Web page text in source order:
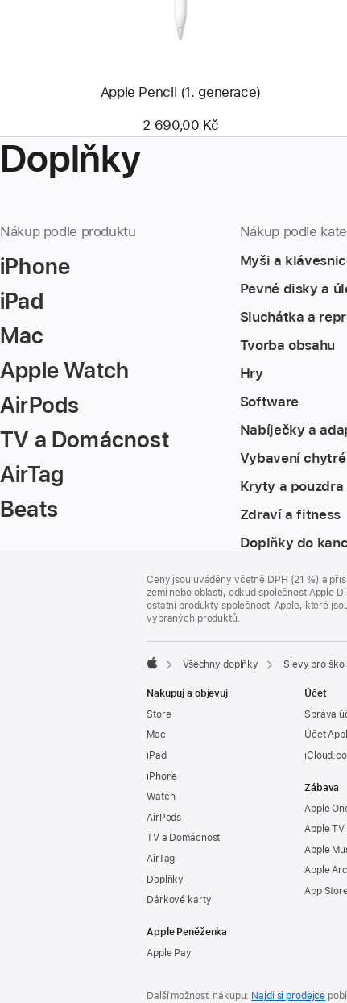
Apple Pencil (1. generace)
2 690,00 Kč
Doplňky
Nákup podle produktu
iPhone
iPad
Mac
Apple Watch
AirPods
TV a Domácnost
AirTag
Beats
Nákup podle
Myši a
Pevné disky a
Sluchátka a
Tvorba obsahu
Hry
Software
Nabíječky a
Vybavení
Kryty a pouzdra
Zdraví a fitness
Doplňky do
Ceny jsou uváděny včetně DPH (21 %) a
zemi nebo oblasti, odkud společnost Apple
ostatní produkty společnosti Apple, které
vybraných produktů.
Všechny doplňky Slevy pro
Nakupuj a objevuj
Store
Mac
iPad
iPhone
Watch
AirPods
TV a Domácnost
AirTag
Doplňky
Dárkové karty
Apple Peněženka
Apple Pay
Účet
Správa
Účet
Zábava
Apple
Apple TV
Apple
Apple
App
Další možnosti nákupu: Najdi si prodejce